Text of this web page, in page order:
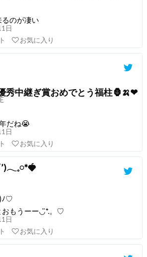
のが凄い
日
お気に入り
秀中継ぎ賞おめでとう福柱🦍🍌❤
だね😭
日
お気に入り
ﾉ♡
おもうーー◡̈*.。♡
日
お気に入り